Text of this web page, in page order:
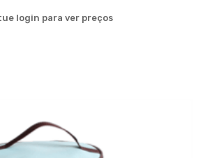
login para ver preços